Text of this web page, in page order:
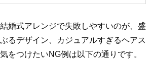
婚式アレンジで失敗しやすいのが、盛
るデザイン、カジュアルすぎるヘアス
をつけたいNG例は以下の通りです。